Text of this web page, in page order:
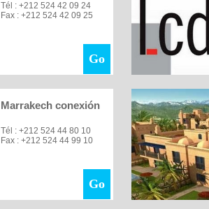
Tél : +212 524 42 09 24
Fax : +212 524 42 09 25
Go
Marrakech conexión
Tél : +212 524 44 80 10
Fax : +212 524 44 99 10
Go